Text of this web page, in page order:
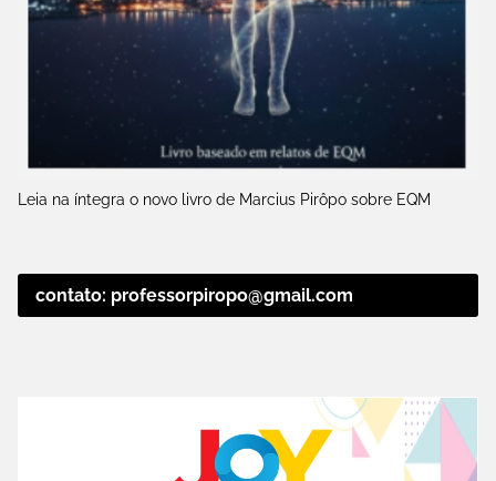
Leia na íntegra o novo livro de Marcius Pirôpo sobre EQM
contato: professorpiropo@gmail.com